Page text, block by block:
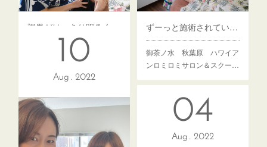
東京 御茶ノ水 秋葉原 ハ
ずーっと施術されていたい！心に寄り添ってくれる施術。
御茶ノ水 秋葉原 ハワイア
ンロミロミサロン＆スクー…
10
Aug 2022
04
Aug 2022